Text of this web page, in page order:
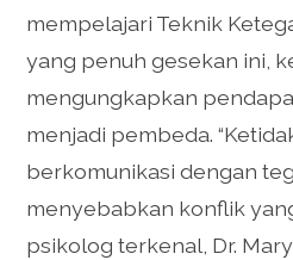
mempelajari Teknik
yang penuh gesekan ini,
mengungkapkan
menjadi pembeda.
berkomunikasi dengan
menyebabkan konflik
psikolog terkenal, Dr.